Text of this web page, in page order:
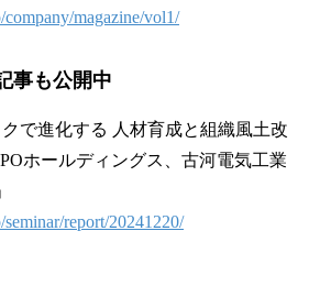
magazine/vol1/
事も公開中
クで進化する 人材育成と組織風土改
ホールディングス、古河電気工業
report/20241220/